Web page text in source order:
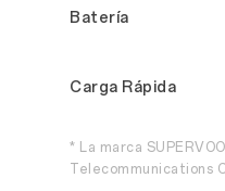
Batería
Carga Rápida
* La marca
Telecommunications